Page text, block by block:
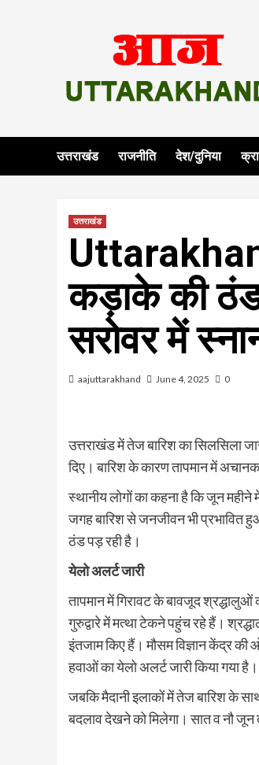
उत्तराखंड राजनीति देश/दुनिया
उत्तराखंड
कड़ाके की
सरोवर में
aajuttarakhand June 4, 2025 0
उत्तराखंड में तेज बारिश का सिलसिला
दिए। बारिश के कारण तापमान में
स्थानीय लोगों का कहना है कि जून
जगह बारिश से जनजीवन भी प्रभावित
ठंड पड़ रही है।
येलो अलर्ट जारी
तापमान में गिरावट के बावजूद
गुरुद्वारे में मत्था टेकने पहुंच रहे हैं।
इंतजाम किए हैं। मौसम विज्ञान केंद्र की
हवाओं का येलो अलर्ट जारी किया गया है।
जबकि मैदानी इलाकों में तेज बारिश के
बदलाव देखने को मिलेगा। सात व नौ